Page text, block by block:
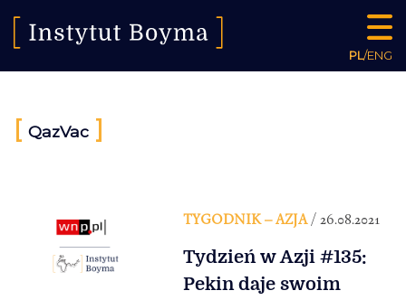
PL/ENG
[ QazVac ]
TYGODNIK – AZJA/ 26.08.2021
Tydzień w Azji #135:
Pekin daje swoim